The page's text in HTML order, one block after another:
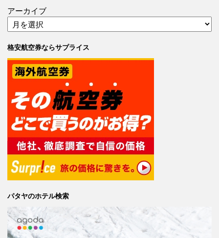
アーカイブ
格安航空券ならサプライス
パタヤのホテル検索